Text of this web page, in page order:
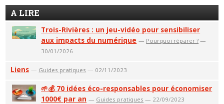
A LIRE
Trois-Rivières : un jeu-vidéo pour sensibiliser
aux impacts du numérique — Pourquoi réparer ? —
30/01/2026
Liens — Guides pratiques — 02/11/2023
🌱💰 70 idées éco-responsables pour économiser
1000€ par an — Guides pratiques — 22/09/2023